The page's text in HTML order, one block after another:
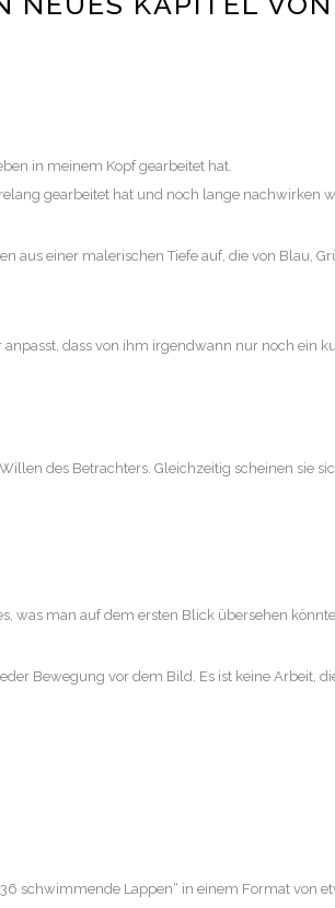
in meinem Kopf gearbeitet hat.
gearbeitet hat und noch lange nachwirken
aus einer malerischen Tiefe auf, die von Blau,
dass von ihm irgendwann nur noch ein
des Betrachters. Gleichzeitig scheinen sie
was man auf dem ersten Blick übersehen
Bewegung vor dem Bild. Es ist keine Arbeit,
schwimmende Lappen“ in einem Format von